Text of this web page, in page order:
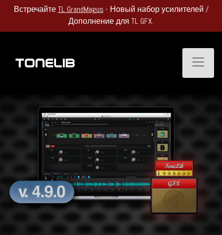
Встречаем Летний
- Новый набор усилителей /
для TL GFX.